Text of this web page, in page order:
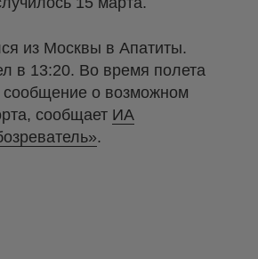
из Москвы в Апатиты.
в 13:20. Во время полета
сообщение о возможном
сообщает ИА
.